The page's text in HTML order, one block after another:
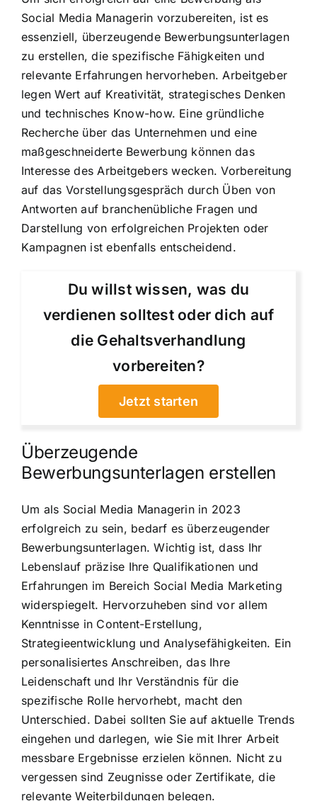
Social Media Managerin vorzubereiten, ist es
essenziell, überzeugende Bewerbungsunterlagen
zu erstellen, die spezifische Fähigkeiten und
relevante Erfahrungen hervorheben. Arbeitgeber
legen Wert auf Kreativität, strategisches Denken
und technisches Know-how. Eine gründliche
Recherche über das Unternehmen und eine
maßgeschneiderte Bewerbung können das
Interesse des Arbeitgebers wecken. Vorbereitung
auf das Vorstellungsgespräch durch Üben von
Antworten auf branchenübliche Fragen und
Darstellung von erfolgreichen Projekten oder
Kampagnen ist ebenfalls entscheidend.
Du willst wissen, was du
verdienen solltest oder dich auf
die Gehaltsverhandlung
vorbereiten?
Jetzt starten
Überzeugende
Bewerbungsunterlagen erstellen
Um als Social Media Managerin in 2023
erfolgreich zu sein, bedarf es überzeugender
Bewerbungsunterlagen. Wichtig ist, dass Ihr
Lebenslauf präzise Ihre Qualifikationen und
Erfahrungen im Bereich Social Media Marketing
widerspiegelt. Hervorzuheben sind vor allem
Kenntnisse in Content-Erstellung,
Strategieentwicklung und Analysefähigkeiten. Ein
personalisiertes Anschreiben, das Ihre
Leidenschaft und Ihr Verständnis für die
spezifische Rolle hervorhebt, macht den
Unterschied. Dabei sollten Sie auf aktuelle Trends
eingehen und darlegen, wie Sie mit Ihrer Arbeit
messbare Ergebnisse erzielen können. Nicht zu
vergessen sind Zeugnisse oder Zertifikate, die
relevante Weiterbildungen belegen.